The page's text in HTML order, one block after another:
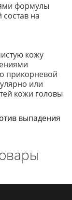
формулы
на
кожу
прикорневой
или
кожи головы
выпадения